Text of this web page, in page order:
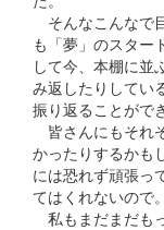
そんなこんなで
も「夢」のスター
して今、本棚に並
み返したりしてい
振り返ることがで
皆さんにもそれ
かったりするかも
には恐れず頑張っ
てはくれないので。
私もまだまだも